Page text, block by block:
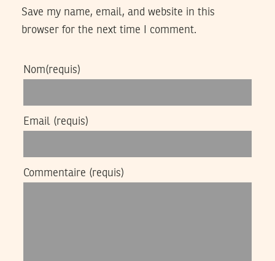
Save my name, email, and website in this
browser for the next time I comment.
Nom(requis)
Email (requis)
Commentaire (requis)